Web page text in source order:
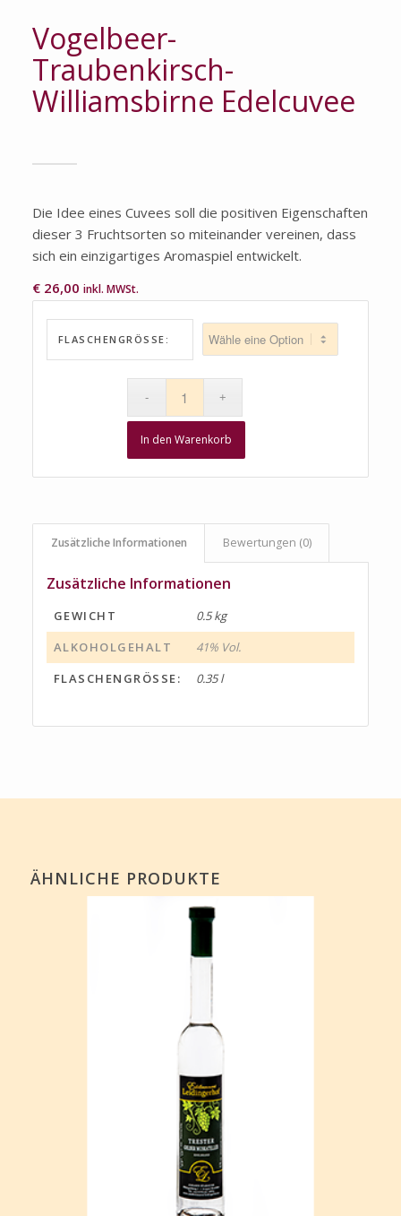
Vogelbeer-
Traubenkirsch-
Williamsbirne Edelcuvee
Die Idee eines Cuvees soll die positiven Eigenschaften
dieser 3 Fruchtsorten so miteinander vereinen, dass
sich ein einzigartiges Aromaspiel entwickelt.
€26,00 inkl. MWSt.
FLASCHENGRÖSSE:
In den Warenkorb
Zusätzliche Informationen Bewertungen (0)
Zusätzliche Informationen
GEWICHT
0.5 kg
ALKOHOLGEHALT
41% Vol.
FLASCHENGRÖSSE:
0.35 l
ÄHNLICHE PRODUKTE